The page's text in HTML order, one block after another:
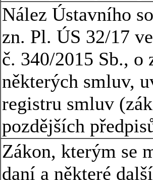
Nález Ústavního
zn. Pl. ÚS 32/17
č. 340/2015 Sb.,
některých smluv,
registru smluv
pozdějších
Zákon, kterým se
daní a některé